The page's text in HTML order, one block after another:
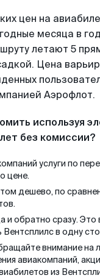
цен на
месяца в
летают 5
Цена
Аэрофлот.
используя
без комиссии?
услуги по
цене.
дешево, по
и обратно сразу. Это
в одну
внимание на
авиакомпаний,
из